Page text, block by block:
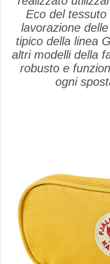
Eco del
lavorazione
tipico della linea
altri modelli della
robusto e
ogni